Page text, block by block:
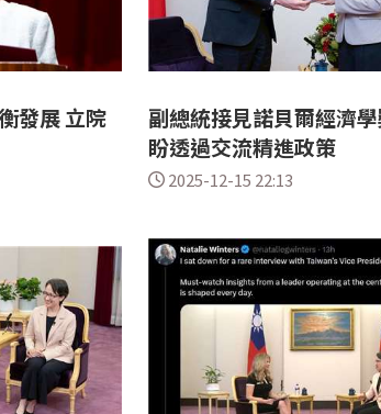
發展 立院
副總統接見諾貝爾經濟
盼透過交流精進政策
2025-12-15 22:13